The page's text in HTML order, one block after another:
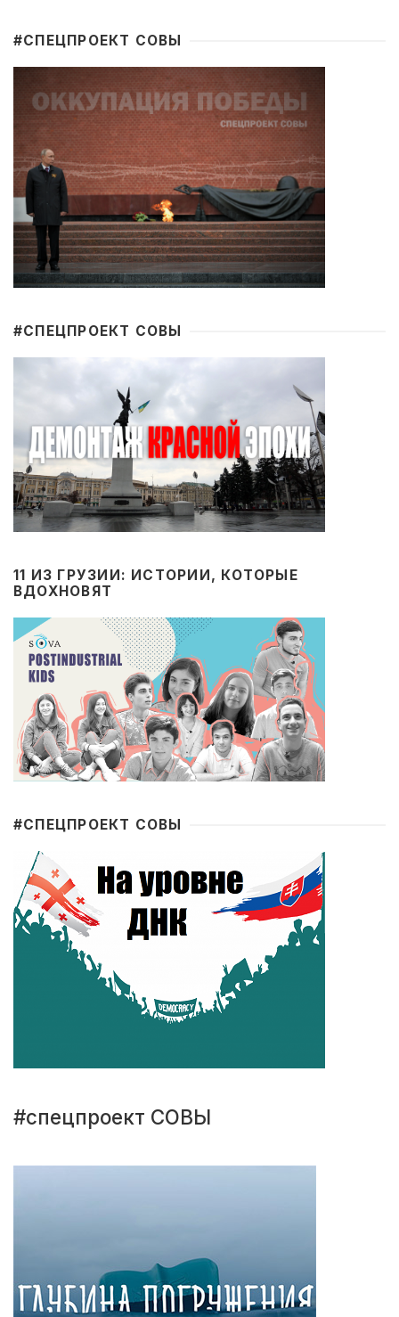
#CПЕЦПРОЕКТ СОВЫ
#CПЕЦПРОЕКТ СОВЫ
11 ИЗ ГРУЗИИ: ИСТОРИИ, КОТОРЫЕ
ВДОХНОВЯТ
#CПЕЦПРОЕКТ СОВЫ
#спецпроект СОВЫ